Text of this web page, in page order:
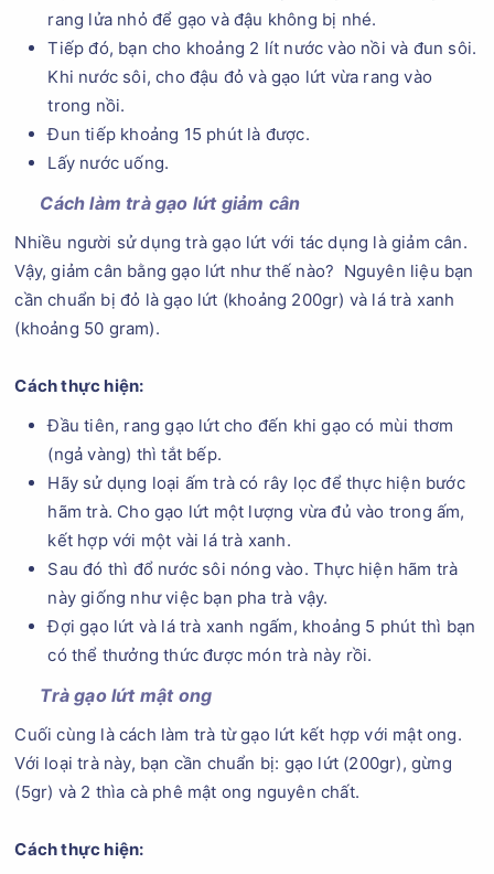
rang lửa nhỏ để gạo và đậu không bị nhé.
Tiếp đó, bạn cho khoảng 2 lít nước vào nồi và đun sôi.
Khi nước sôi, cho đậu đỏ và gạo lứt vừa rang vào
trong nồi.
Đun tiếp khoảng 15 phút là được.
Lấy nước uống.
Cách làm trà gạo lứt giảm cân
Nhiều người sử dụng trà gạo lứt với tác dụng là giảm cân.
Vậy, giảm cân bằng gạo lứt như thế nào? Nguyên liệu bạn
cần chuẩn bị đỏ là gạo lứt (khoảng 200gr) và lá trà xanh
(khoảng 50 gram).
Cách thực hiện:
Đầu tiên, rang gạo lứt cho đến khi gạo có mùi thơm
(ngả vàng) thì tắt bếp.
Hãy sử dụng loại ấm trà có rây lọc để thực hiện bước
hãm trà. Cho gạo lứt một lượng vừa đủ vào trong ấm,
kết hợp với một vài lá trà xanh.
Sau đó thì đổ nước sôi nóng vào. Thực hiện hãm trà
này giống như việc bạn pha trà vậy.
Đợi gạo lứt và lá trà xanh ngấm, khoảng 5 phút thì bạn
có thể thưởng thức được món trà này rồi.
Trà gạo lứt mật ong
Cuối cùng là cách làm trà từ gạo lứt kết hợp với mật ong.
Với loại trà này, bạn cần chuẩn bị: gạo lứt (200gr), gừng
(5gr) và 2 thìa cà phê mật ong nguyên chất.
Cách thực hiện: